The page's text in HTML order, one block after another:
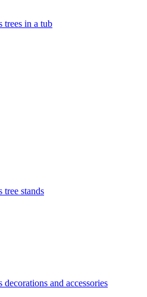
trees in a tub
tree stands
decorations and accessories